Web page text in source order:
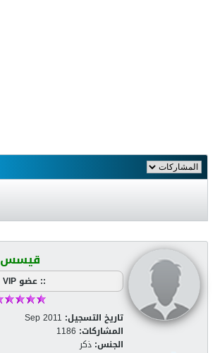
قيسس
:: عضو VIP ::
تاريخ التسجيل: Sep 2011
المشاركات: 1186
الجنس: ذكر